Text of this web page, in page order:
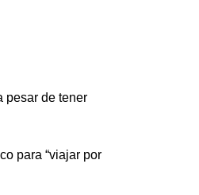
pesar de tener
para “viajar por